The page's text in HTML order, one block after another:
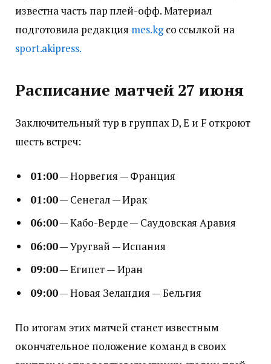
известна часть пар плей-офф. Материал
подготовила редакция mes.kgсо ссылкой на
sport.akipress.
Расписание матчей 27 июня
Заключительный тур в группах D, E и F откроют
шесть встреч:
01:00— Норвегия — Франция
01:00— Сенегал — Ирак
06:00— Кабо-Верде — Саудовская Аравия
06:00— Уругвай — Испания
09:00— Египет — Иран
09:00— Новая Зеландия — Бельгия
По итогам этих матчей станет известным
окончательное положение команд в своих